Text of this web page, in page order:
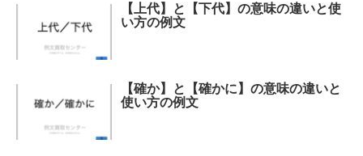
【上代】と【下代】の意味の違いと使
い方の例文
【確か】と【確かに】の意味の違いと
使い方の例文